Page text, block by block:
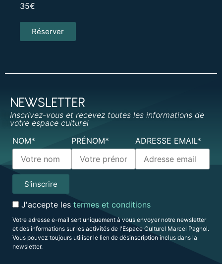
35€
Réserver
NEWSLETTER
Inscrivez-vous et recevez toutes les informations de
votre espace culturel
NOM*
PRÉNOM* ADRESSE EMAIL*
J'accepte les termes et conditions
Votre adresse e-mail sert uniquement à vous envoyer notre newsletter
et des informations sur les activités de l'Espace Culturel Marcel Pagnol.
Vous pouvez toujours utiliser le lien de désinscription inclus dans la
newsletter.